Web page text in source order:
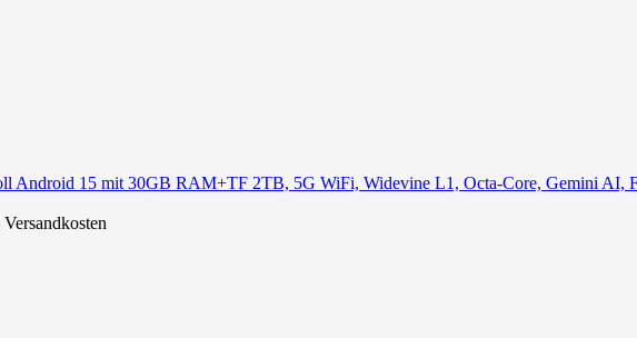
Android 15 mit 30GB RAM+TF 2TB, 5G WiFi, Widevine L1, Octa-Core, Gemini AI,